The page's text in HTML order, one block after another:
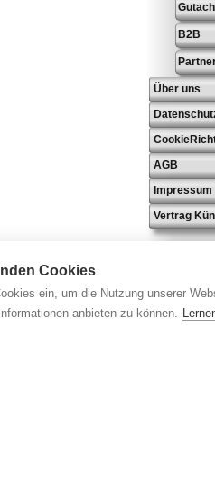
Cookies
ein, um die Nutzung unserer
anbieten zu können.
B2B
Über uns
AGB
Impressum
Vertrag